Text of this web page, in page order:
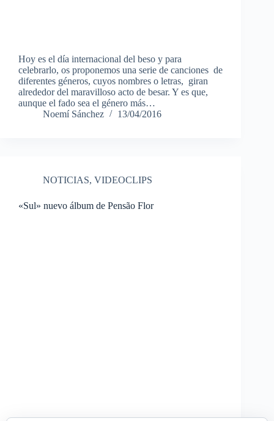
Hoy es el día internacional del beso y para
celebrarlo, os proponemos una serie de canciones de
diferentes géneros, cuyos nombres o letras, giran
alrededor del maravilloso acto de besar. Y es que,
aunque el fado sea el género más…
Noemí Sánchez
13/04/2016
NOTICIAS, VIDEOCLIPS
«Sul» nuevo álbum de Pensão Flor